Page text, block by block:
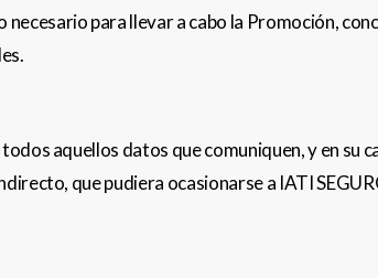
para llevar a cabo la Promoción,
aquellos datos que comuniquen, y en su
que pudiera ocasionarse a IATI